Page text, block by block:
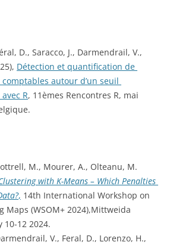
D., Saracco, J., Darmendrail, V.,
Détection et quantification de
autour d’un seuil
R, 11èmes Rencontres R, mai
M., Mourer, A., Olteanu, M.
with K-Means – Which Penalties
, 14th International Workshop on
Maps (WSOM+ 2024),Mittweida
10-12 2024.
V., Feral, D., Lorenzo, H.,